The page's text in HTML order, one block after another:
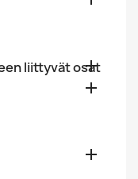
liittyvät osat


